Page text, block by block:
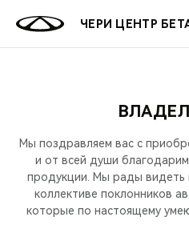
ЧЕРИ ЦЕНТР
ВСЕ МОДЕЛИ
КРОССОВЕРЫ
ВЫБОР И ПОКУПКА
КРЕДИТ И СТРАХОВАНИЕ
СЕРВИС
ЗАПЧАСТИ И АКСЕССУАРЫ
МИР
АКСЕССУАРЫ
О БРЕНДЕ
ВЫГОДЫ И АКЦИИ
ОНЛАЙН
ВЫБОР И ПОКУПКА
КРЕДИТ
О
О НАС
МЫ В СОЦСЕТЯХ
Мы поздравляем вас с
и от всей души
продукции. Мы рады видеть
коллективе поклонников
которые по настоящему